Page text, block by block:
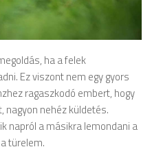
ha a felek
Ez viszont nem egy gyors
ragaszkodó embert, hogy
nagyon nehéz küldetés.
napról a másikra lemondani a
türelem.